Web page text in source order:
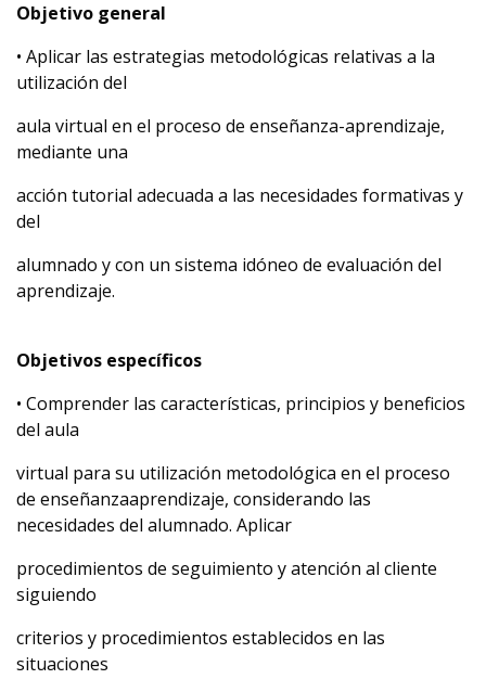
Objetivo general
• Aplicar las estrategias metodológicas relativas a la
utilización del
aula virtual en el proceso de enseñanza-aprendizaje,
mediante una
acción tutorial adecuada a las necesidades formativas y
del
alumnado y con un sistema idóneo de evaluación del
aprendizaje.
Objetivos específicos
• Comprender las características, principios y beneficios
del aula
virtual para su utilización metodológica en el proceso
de enseñanzaaprendizaje, considerando las
necesidades del alumnado. Aplicar
procedimientos de seguimiento y atención al cliente
siguiendo
criterios y procedimientos establecidos en las
situaciones